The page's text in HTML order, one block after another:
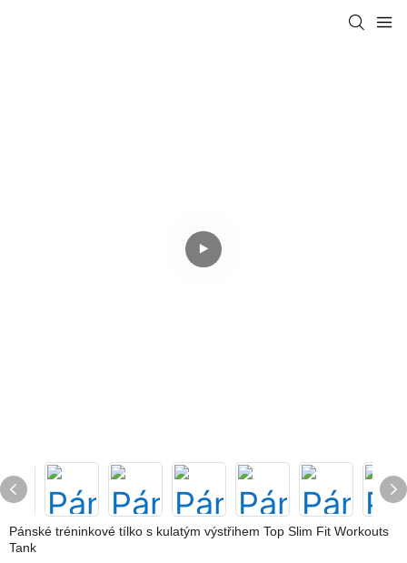
Pánské tréninkové tílko s kulatým výstřihem Top Slim Fit Workouts
Tank